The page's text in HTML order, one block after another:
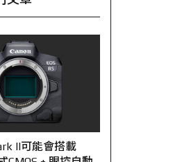
II可能會搭載